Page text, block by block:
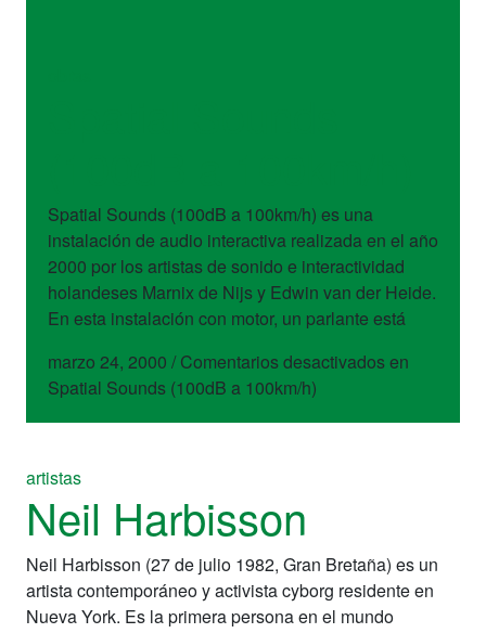
Spatial Sounds (100dB a 100km/h) es una
instalación de audio interactiva realizada en el año
2000 por los artistas de sonido e interactividad
holandeses Marnix de Nijs y Edwin van der Heide.
En esta instalación con motor, un parlante está
marzo 24, 2000 / Comentarios desactivadosen
Spatial Sounds (100dB a 100km/h)
artistas
Neil Harbisson
Neil Harbisson (27 de julio 1982, Gran Bretaña) es un
artista contemporáneo y activista cyborg residente en
Nueva York. Es la primera persona en el mundo